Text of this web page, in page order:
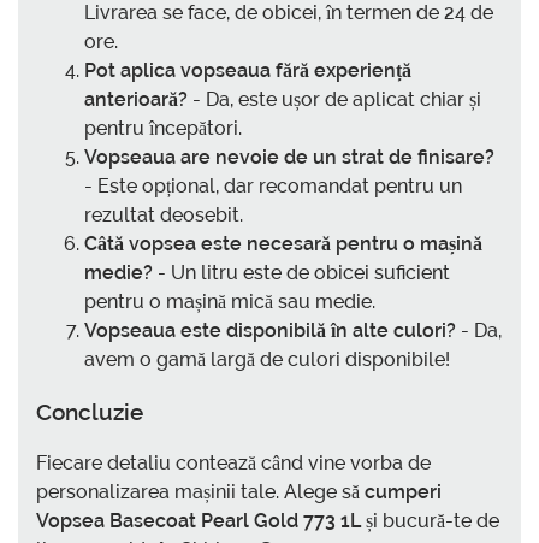
Livrarea se face, de obicei, în termen de 24 de
ore.
Pot aplica vopseaua fără experiență
anterioară? - Da, este ușor de aplicat chiar și
pentru începători.
Vopseaua are nevoie de un strat de finisare?
- Este opțional, dar recomandat pentru un
rezultat deosebit.
Câtă vopsea este necesară pentru o mașină
medie? - Un litru este de obicei suficient
pentru o mașină mică sau medie.
Vopseaua este disponibilă în alte culori? - Da,
avem o gamă largă de culori disponibile!
Concluzie
Fiecare detaliu contează când vine vorba de
personalizarea mașinii tale. Alege să cumperi
Vopsea Basecoat Pearl Gold 773 1Lși bucură-te de